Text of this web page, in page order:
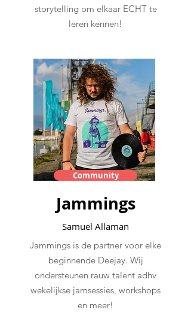
storytelling om elkaar ECHT te
leren kennen!
Community
Jammings
Samuel Allaman
Jammings is de partner voor elke
beginnende Deejay. Wij
ondersteunen rauw talent adhv
wekelijkse jamsessies, workshops
en meer!